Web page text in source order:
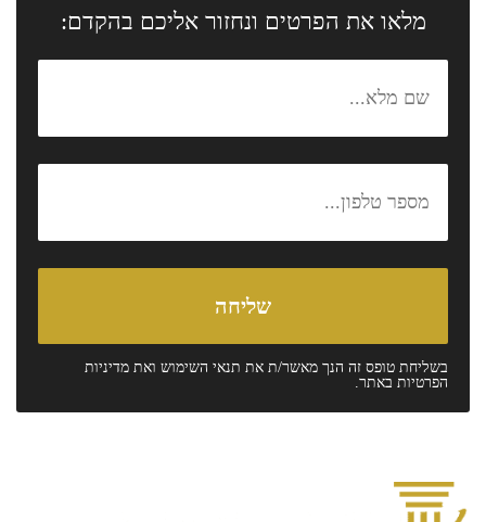
מלאו את הפרטים ונחזור אליכם בהקדם:
בשליחת טופס זה הנך מאשר/ת את תנאי השימוש ואת מדיניות
הפרטיות באתר.